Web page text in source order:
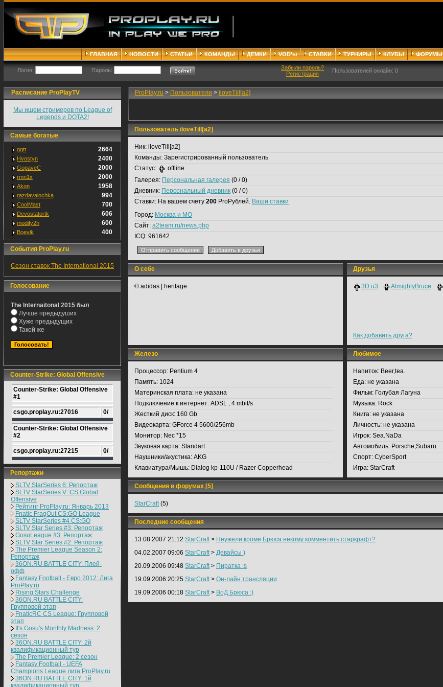
ГЛАВНАЯ НОВОСТИ СТАТЬИ КОМАНДЫ ДЕМКИ VOD'ы СТАВКИ ТУРНИРЫ КЛУБЫ ФОРУМЫ
Логин: Пароль:
Забыли пароль?
Регистрация
Пользователей онлайн: 0
Расписание ProPlayTV
Мы ищем стримеров по League of
Legends и DOTA2!
Самые богатые
ggtt 2664
Hvostyn 2400
GopaveC 2000
rmn1x 2000
Akon 1958
razdavalochka 994
CoolMast 700
Devostatortk 606
modify2h 600
Boevik 400
События ProPlay.ru
Сезон ставок The International 2015
Голосование
The Internaitonal 2015 был
Лучше предыдуших
Хуже предыдущих
Такой же
Counter-Strike: Global Offensive
Counter-Strike: Global Offensive
#1
csgo.proplay.ru:27016 0/
Counter-Strike: Global Offensive
#2
csgo.proplay.ru:27215 0/
Репортажи
SLTV StarSeries 6: Репортаж
SLTV StarSeries V: CS Global
Offensive
Рейтинг ProPlay.ru: Январь 2013
Fnatic FragOut CS:GO League
SLTV StarSeries #4 CS:GO
SLTV Star Series #3: Репортаж
GosuLeague #3: Репортаж
SLTV Star Series #2: Репортаж
The Premier League Season 2:
Репортаж
36ON.RU BATTLE CITY: Плей-
офф
Fantasy Football - Евро 2012: Лига
ProPlay.ru
Rising Stars Challenge
36ON.RU BATTLE CITY:
Групповой этап
FnaticRC CS League: Групповой
этап
It's Gosu's Monthly Madness: 2
сезон
36ON.RU BATTLE CITY: 2й
квалификационный тур
The Premier League: 2 cезон
Fantasy Football - UEFA
Champions League лига ProPlay.ru
36ON.RU BATTLE CITY: 1й
квалификационный тур
ProPlay.ru > Пользователи > iloveTill[a2]
Пользователь iloveTill[a2]
Ник: iloveTill[a2]
Команды: Зарегистрированный пользователь
Статус:
offline
Галерея: Персональная галерея (0 / 0)
Дневник: Персональный дневник (0 / 0)
Ставки: На вашем счету 200 ProРублей. Ваши ставки
Город: Москва и МО
Сайт: a2team.ru/news.php
ICQ: 961642
О себе
© adidas | heritage
Друзья
3D.u3 AlmightyBruce
Как добавить друга?
Железо
Процессор: Pentium 4
Память: 1024
Материнская плата: не указана
Подключение к интернет: ADSL , 4 mbit/s
Жесткий диск: 160 Gb
Видеокарта: GForce 4 5600/256mb
Монитор: Nec *15
Звуковая карта: Standart
Наушники/акустика: AKG
Клавиатура/Мышь: Dialog kp-110U / Razer Copperhead
Любимое
Напиток: Beer,tea.
Еда: не указана
Фильм: Голубая Лагуна
Музыка: Rock
Книга: не указана
Личность: не указана
Игрок: Sea.NaDa
Автомобиль: Porsche,Subaru.
Спорт: CyberSport
Игра: StarCraft
Сообщения в форумах [5]
StarCraft(5)
Последние сообщения
13.08.2007 21:12 StarCraft> Неужели кроме Брюса некому комментить старкрафт?
04.02.2007 09:06 StarCraft> Девайсы )
20.09.2006 09:48 StarCraft> Пиратка :s
19.09.2006 20:25 StarCraft> Он-лайн трансляции
19.09.2006 00:18 StarCraft> ВоД Брюса :)